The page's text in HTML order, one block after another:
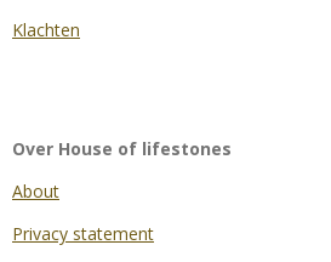
Klachten
Over House of lifestones
About
Privacy statement